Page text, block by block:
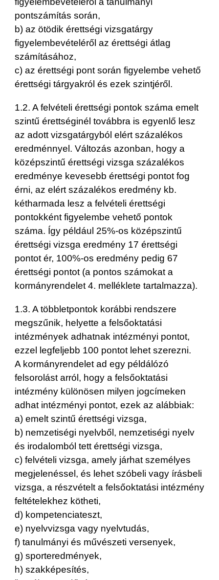
pontszámítás során,
b) az ötödik érettségi vizsgatárgy
figyelembevételéről az érettségi átlag
számításához,
c) az érettségi pont során figyelembe vehető
érettségi tárgyakról és ezek szintjéről.
1.2. A felvételi érettségi pontok száma emelt
szintű érettséginél továbbra is egyenlő lesz
az adott vizsgatárgyból elért százalékos
eredménnyel. Változás azonban, hogy a
középszintű érettségi vizsga százalékos
eredménye kevesebb érettségi pontot fog
érni, az elért százalékos eredmény kb.
kétharmada lesz a felvételi érettségi
pontokként figyelembe vehető pontok
száma. Így például 25%-os középszintű
érettségi vizsga eredmény 17 érettségi
pontot ér, 100%-os eredmény pedig 67
érettségi pontot (a pontos számokat a
kormányrendelet 4. melléklete tartalmazza).
1.3. A többletpontok korábbi rendszere
megszűnik, helyette a felsőoktatási
intézmények adhatnak intézményi pontot,
ezzel legfeljebb 100 pontot lehet szerezni.
A kormányrendelet ad egy példálózó
felsorolást arról, hogy a felsőoktatási
intézmény különösen milyen jogcímeken
adhat intézményi pontot, ezek az alábbiak:
a) emelt szintű érettségi vizsga,
b) nemzetiségi nyelvből, nemzetiségi nyelv
és irodalomból tett érettségi vizsga,
c) felvételi vizsga, amely járhat személyes
megjelenéssel, és lehet szóbeli vagy írásbeli
vizsga, a részvételt a felsőoktatási intézmény
feltételekhez kötheti,
d) kompetenciateszt,
e) nyelvvizsga vagy nyelvtudás,
f) tanulmányi és művészeti versenyek,
g) sporteredmények,
h) szakképesítés,